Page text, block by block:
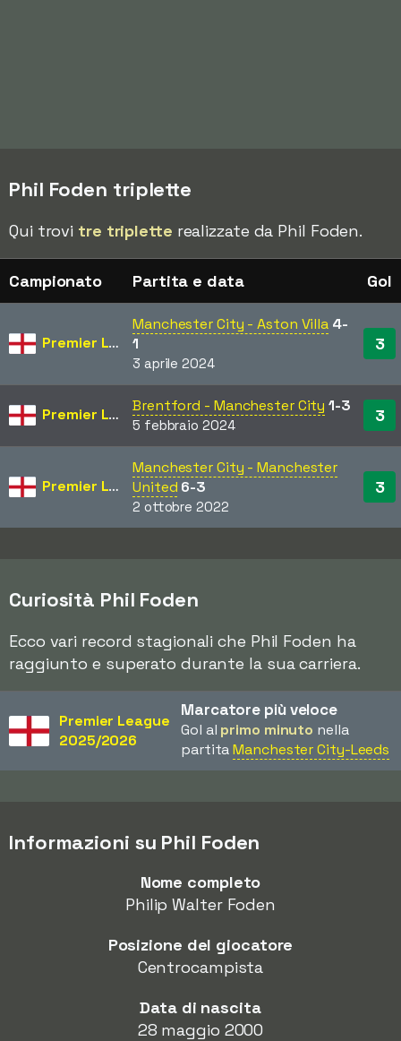
Phil Foden triplette
Qui trovi tre triplette realizzate da Phil Foden.
Campionato Partita e data Gol
Premier League
Manchester City - Aston Villa 4-
1
3 aprile 2024
3
Premier League Brentford - Manchester City 1-3
5 febbraio 2024 3
Premier League
Manchester City - Manchester
United 6-3
2 ottobre 2022
3
Curiosità Phil Foden
Ecco vari record stagionali che Phil Foden ha
raggiunto e superato durante la sua carriera.
Premier League
2025/2026
Marcatore più veloce
Gol al primo minuto nella
partitaManchester City-Leeds
Informazioni su Phil Foden
Nome completo
Philip Walter Foden
Posizione del giocatore
Centrocampista
Data di nascita
28 maggio 2000